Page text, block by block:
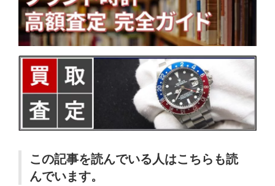
この記事を読んでいる人はこちらも読
んでいます。